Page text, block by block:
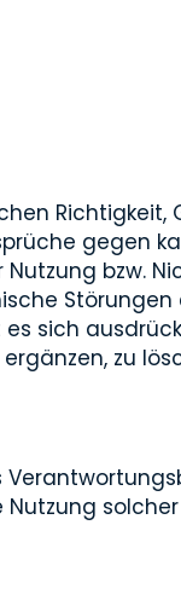
Richtigkeit,
gegen
bzw.
sich
zu